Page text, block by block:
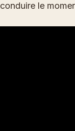
conduire le